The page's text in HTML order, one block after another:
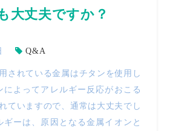
大丈夫ですか？
Q&A
されている金属はチタンを使用し
によってアレルギー反応がおこる
ていますので、通常は大丈夫でし
ギーは、原因となる金属イオンと